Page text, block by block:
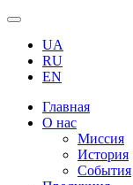
UA
RU
EN
Главная
О нас
Миссия
История
События